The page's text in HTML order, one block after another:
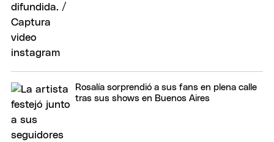
Rosalía sorprendió a sus fans en plena calle
tras sus shows en Buenos Aires